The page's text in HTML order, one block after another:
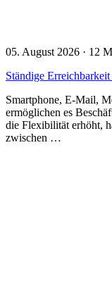
05. August 2026 · 12
Ständige
Smartphone, E-Mail,
ermöglichen es
die Flexibilität erhöht,
zwischen …